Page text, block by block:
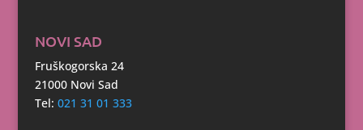
NOVI SAD
Fruškogorska 24
21000 Novi Sad
Tel: 021 31 01 333